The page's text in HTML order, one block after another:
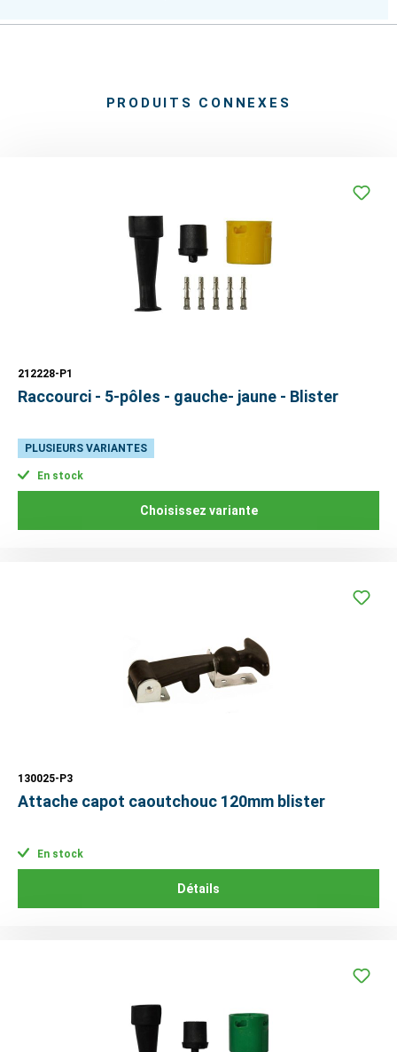
PRODUITS CONNEXES
212228-P1
Raccourci - 5-pôles - gauche- jaune - Blister
PLUSIEURS VARIANTES
En stock
Choisissez variante
130025-P3
Attache capot caoutchouc 120mm blister
En stock
Détails